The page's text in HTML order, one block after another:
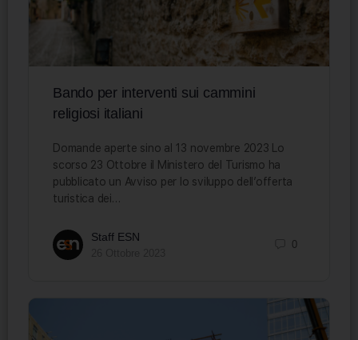
Bando per interventi sui cammini
religiosi italiani
Domande aperte sino al 13 novembre 2023 Lo
scorso 23 Ottobre il Ministero del Turismo ha
pubblicato un Avviso per lo sviluppo dell’offerta
turistica dei…
Staff ESN
0